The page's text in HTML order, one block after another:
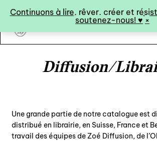
Continuons à lire, rêver, créer et
soutenez-nous! ♥︎ ×
art&fiction
catalogue ↓
Diffusion/
Une grande partie de notre catalogue est
distribué en librairie, en Suisse, France et
travail des équipes de Zoé Diffusion, de